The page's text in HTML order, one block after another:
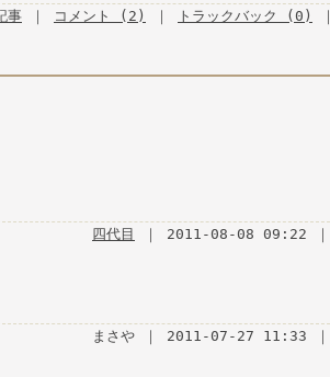
事 ｜ コメント (2) ｜ トラックバック (0) ｜
四代目 ｜ 2011-08-08 09:22 ｜
まさや ｜ 2011-07-27 11:33 ｜